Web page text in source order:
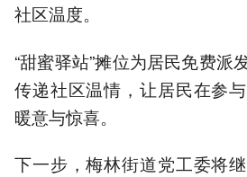
社区温度。
“甜蜜驿站”摊位为居民免费派
传递社区温情，让居民在参
暖意与惊喜。
下一步，梅林街道党工委将